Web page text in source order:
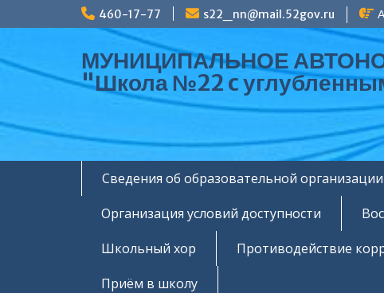
к
460-17-77 s22_nn@mail.52gov.ru
МУНИЦИПАЛЬНОЕ
"Школа №22 c
Сведения об образовательной организации
Организация условий доступности
Школьный хор
Противодействие
Приём в школу